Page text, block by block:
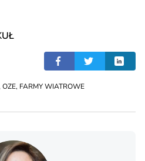
OZE, FARMY WIATROWE